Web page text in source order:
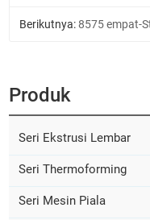
Berikutnya:8575 empat-
Produk
Seri Ekstrusi Lembar
Seri Thermoforming
Seri Mesin Piala